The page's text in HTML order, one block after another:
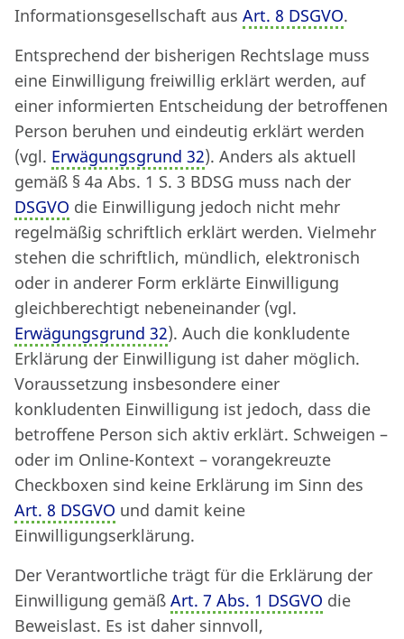
Informationsgesellschaft aus Art. 8 DSGVO.
Entsprechend der bisherigen Rechtslage muss
eine Einwilligung freiwillig erklärt werden, auf
einer informierten Entscheidung der betroffenen
Person beruhen und eindeutig erklärt werden
(vgl. Erwägungsgrund 32). Anders als aktuell
gemäß § 4a Abs. 1 S. 3 BDSG muss nach der
DSGVO die Einwilligung jedoch nicht mehr
regelmäßig schriftlich erklärt werden. Vielmehr
stehen die schriftlich, mündlich, elektronisch
oder in anderer Form erklärte Einwilligung
gleichberechtigt nebeneinander (vgl.
Erwägungsgrund 32). Auch die konkludente
Erklärung der Einwilligung ist daher möglich.
Voraussetzung insbesondere einer
konkludenten Einwilligung ist jedoch, dass die
betroffene Person sich aktiv erklärt. Schweigen –
oder im Online-Kontext – vorangekreuzte
Checkboxen sind keine Erklärung im Sinn des
Art. 8 DSGVO und damit keine
Einwilligungserklärung.
Der Verantwortliche trägt für die Erklärung der
Einwilligung gemäß Art. 7 Abs. 1 DSGVO die
Beweislast. Es ist daher sinnvoll,